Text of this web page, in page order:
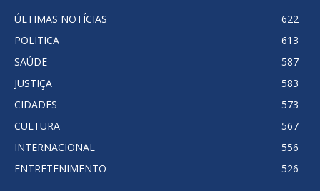
ÚLTIMAS NOTÍCIAS
622
POLITICA
613
SAÚDE
587
JUSTIÇA
583
CIDADES
573
CULTURA
567
INTERNACIONAL
556
ENTRETENIMENTO
526